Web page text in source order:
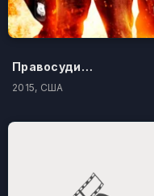
Правосудие по-американски
2015, США